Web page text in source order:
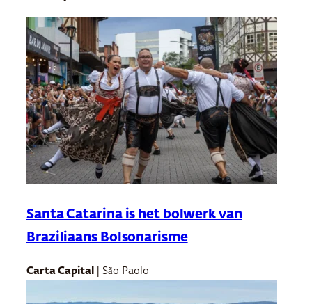
Santa Catarina is het bolwerk van
Braziliaans Bolsonarisme
Carta Capital | São Paolo